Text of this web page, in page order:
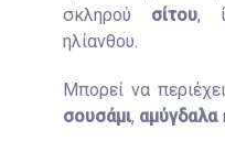
σκληρού σίτου,
ηλίανθου.
Μπορεί να
σουσάμι, αμύγδαλα